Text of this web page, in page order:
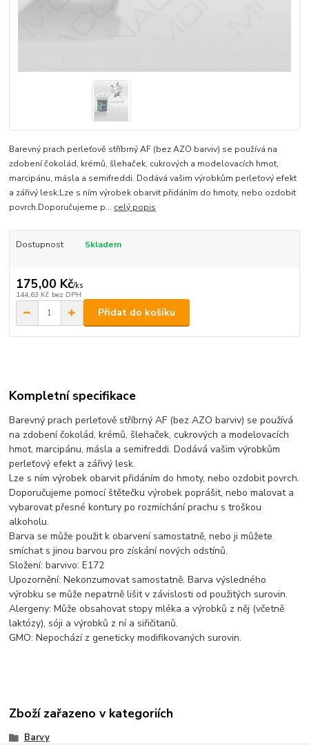
Barevný prach perleťově stříbrný AF (bez AZO barviv) se používá na
zdobení čokolád, krémů, šlehaček, cukrových a modelovacích hmot,
marcipánu, másla a semifreddi. Dodává vašim výrobkům perleťový efekt
a zářivý lesk.Lze s ním výrobek obarvit přidáním do hmoty, nebo ozdobit
povrch.Doporučujeme p... celý popis
Dostupnost Skladem
175,00 Kč/ks
144,63 Kč bez DPH
Přidat do košíku
Kompletní specifikace
Barevný prach perleťově stříbrný AF (bez AZO barviv) se používá
na zdobení čokolád, krémů, šlehaček, cukrových a modelovacích
hmot, marcipánu, másla a semifreddi. Dodává vašim výrobkům
perleťový efekt a zářivý lesk.
Lze s ním výrobek obarvit přidáním do hmoty, nebo ozdobit povrch.
Doporučujeme pomocí štětečku výrobek poprášit, nebo malovat a
vybarovat přesné kontury po rozmíchání prachu s troškou
alkoholu.
Barva se může použit k obarvení samostatně, nebo ji můžete
smíchat s jinou barvou pro získání nových odstínů.
Složení: barvivo: E172
Upozornění: Nekonzumovat samostatně. Barva výsledného
výrobku se může nepatrně lišit v závislosti od použitých surovin.
Alergeny: Může obsahovat stopy mléka a výrobků z něj (včetně
laktózy), sóji a výrobků z ní a siřičitanů.
GMO: Nepochází z geneticky modifikovaných surovin.
Zboží zařazeno v kategoriích
Barvy